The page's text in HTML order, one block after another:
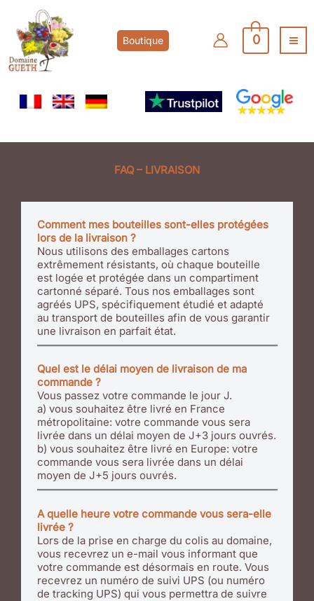
contenu
Boutique 0
FAQ – LIVRAISON
Comment mes bouteilles sont-elles protégées
lors de la livraison ?
Nous utilisons des emballages cartons
extrêmement résistants, où chaque bouteille
est logée et protégée dans un compartiment
cartonné séparé. Tous nos emballages sont
agréés UPS, spécifiquement étudié et adapté
au transport de bouteilles afin de vous garantir
une livraison en parfait état.
Quel est le délai moyen de livraison de ma
commande ?
Vous passez votre commande le jour J.
a) vous souhaitez être livré en France
métropolitaine: votre commande vous sera
livrée dans un délai moyen de J+3 jours ouvrés.
b) vous souhaitez être livré en Europe: votre
commande vous sera livrée dans un délai
moyen de J+5 jours ouvrés.
A quelle heure votre commande vous sera-elle
livrée ?
Lors de la prise en charge du colis au domaine,
vous recevrez un e-mail vous informant que
votre commande est désormais en route. Vous
recevrez un numéro de suivi UPS (ou numéro
de tracking UPS) qui vous permettra de suivre